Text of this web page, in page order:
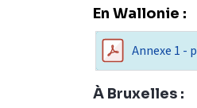
En Wallonie :
Annexe 1 -
À Bruxelles :